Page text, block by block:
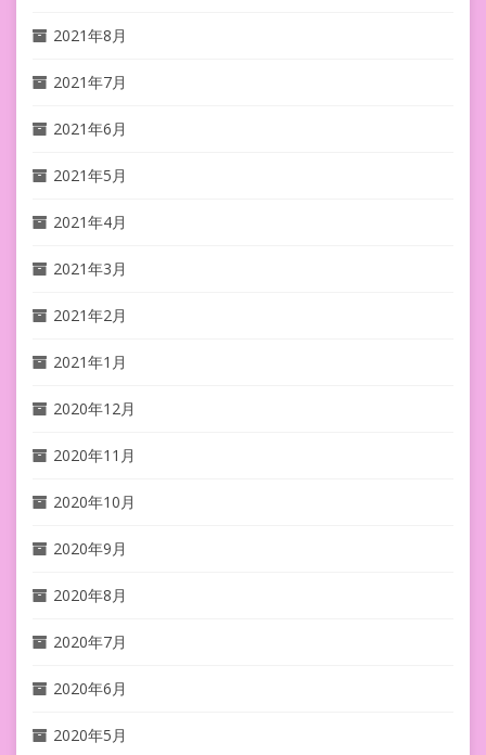
2021年8月
2021年7月
2021年6月
2021年5月
2021年4月
2021年3月
2021年2月
2021年1月
2020年12月
2020年11月
2020年10月
2020年9月
2020年8月
2020年7月
2020年6月
2020年5月